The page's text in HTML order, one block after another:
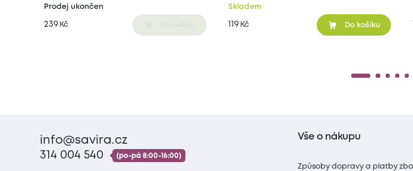
Prodej ukončen
239 Kč
Skladem
119 Kč Do košíku
info@savira.cz
314 004 540
(po-pá 8:00-16:00)
Vše o nákupu
Způsoby dopravy a platby